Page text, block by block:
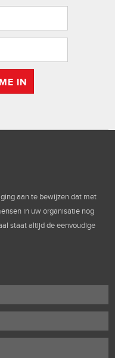
IN
aan te bewijzen dat met
in uw organisatie nog
staat altijd de eenvoudige